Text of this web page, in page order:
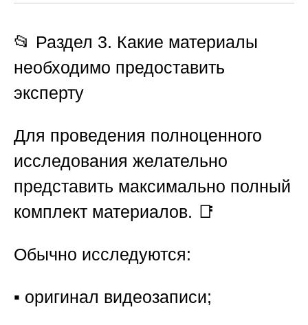
📂 Раздел 3. Какие материалы
необходимо предоставить
эксперту
Для проведения полноценного
исследования желательно
представить максимально полный
комплект материалов. 📑
Обычно исследуются:
▪️ оригинал видеозаписи;